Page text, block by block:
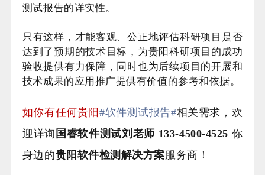
测试报告的详实性。
只有这样，才能客观、公正地评估科研项目是否
达到了预期的技术目标，为贵阳科研项目的成功
验收提供有力保障，同时也为后续项目的开展和
技术成果的应用推广提供有价值的参考和依据。
如你有任何贵阳 #软件测试报告#相关需求，欢
迎详询 国睿软件测试刘老师 133-4500-4525 你
身边的贵阳 软件检测解决方案服务商！